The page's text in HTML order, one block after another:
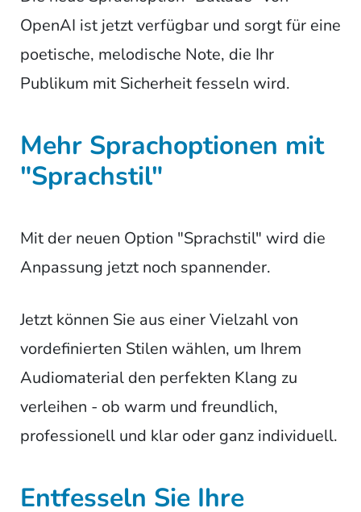
OpenAI ist jetzt verfügbar und sorgt für eine
poetische, melodische Note, die Ihr
Publikum mit Sicherheit fesseln wird.
Mehr Sprachoptionen mit
"Sprachstil"
Mit der neuen Option "Sprachstil" wird die
Anpassung jetzt noch spannender.
Jetzt können Sie aus einer Vielzahl von
vordefinierten Stilen wählen, um Ihrem
Audiomaterial den perfekten Klang zu
verleihen - ob warm und freundlich,
professionell und klar oder ganz individuell.
Entfesseln Sie Ihre